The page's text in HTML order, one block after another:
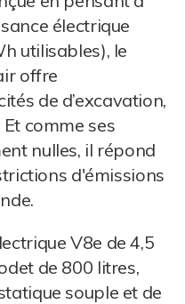
électrique
utilisables), le
offre
de d’excavation,
comme ses
nulles, il répond
d'émissions
V8e de 4,5
de 800 litres,
souple et de